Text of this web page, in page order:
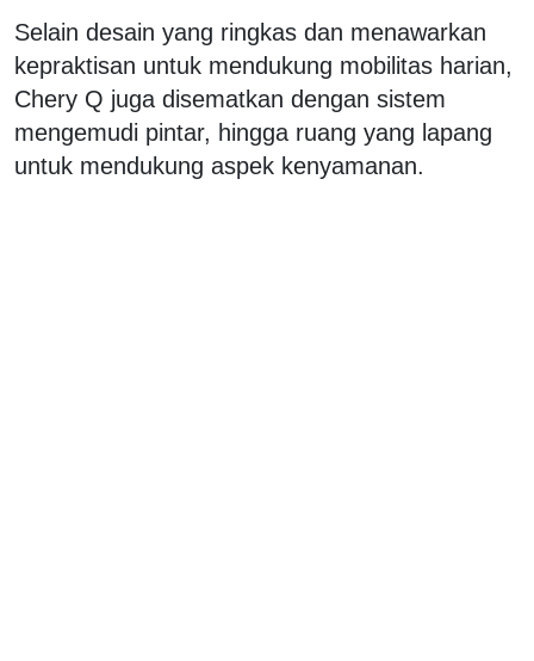
Selain desain yang ringkas dan menawarkan
kepraktisan untuk mendukung mobilitas harian,
Chery Q juga disematkan dengan sistem
mengemudi pintar, hingga ruang yang lapang
untuk mendukung aspek kenyamanan.